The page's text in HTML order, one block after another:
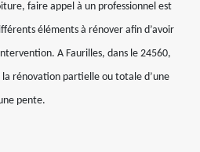
faire appel à un professionnel est
éléments à rénover afin d’avoir
A Faurilles, dans le 24560,
rénovation partielle ou totale d’une
pente.